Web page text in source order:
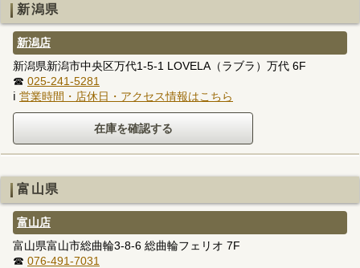
新潟県
新潟店
新潟県新潟市中央区万代1-5-1 LOVELA（ラブラ）万代 6F
☎ 025-241-5281
ℹ 営業時間・店休日・アクセス情報はこちら
富山県
富山店
富山県富山市総曲輪3-8-6 総曲輪フェリオ 7F
☎ 076-491-7031